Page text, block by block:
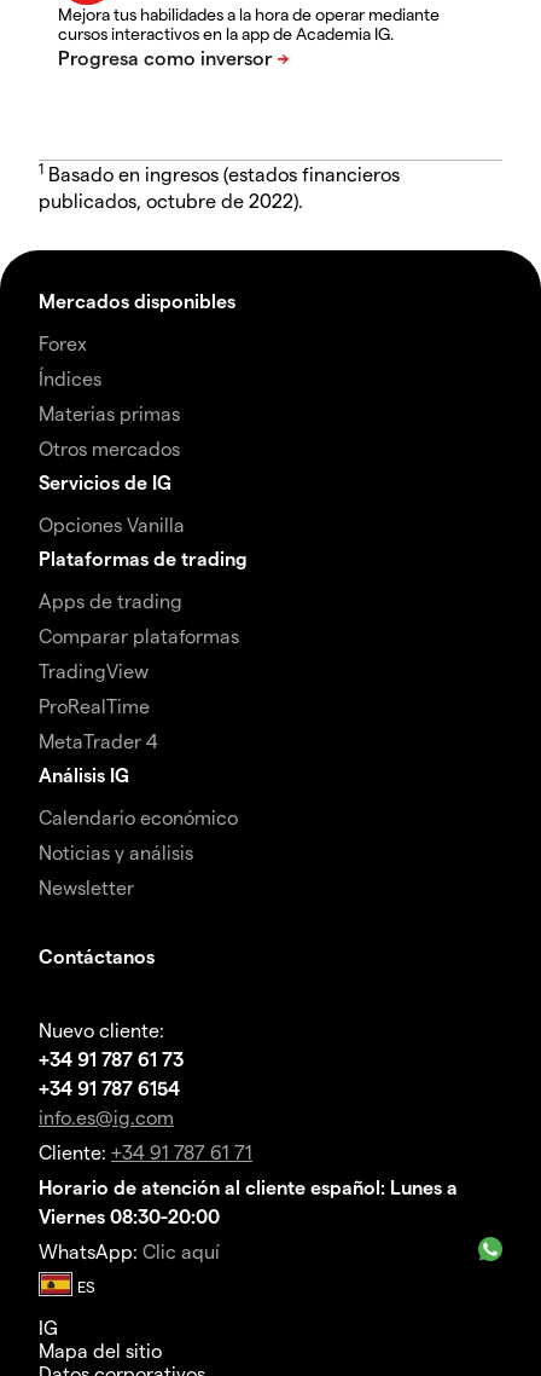
Mejora tus habilidades a la hora de operar mediante
cursos interactivos en la app de Academia IG.
1 Basado en ingresos (estados financieros
publicados, octubre de 2022).
Mercados disponibles
Forex
Índices
Materias primas
Otros mercados
Servicios de IG
Opciones Vanilla
Plataformas de trading
Apps de trading
Comparar plataformas
TradingView
ProRealTime
MetaTrader 4
Análisis IG
Calendario económico
Noticias y análisis
Newsletter
Contáctanos
Nuevo cliente:
+34 91 787 61 73
+34 91 787 6154
info.es@ig.com
Cliente: +34 91 787 61 71
Horario de atención al cliente español: Lunes a
Viernes 08:30-20:00
WhatsApp: Clic aquí
IG
Mapa del sitio